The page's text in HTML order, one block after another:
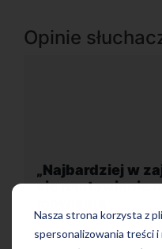
Nasza strona korzysta z
spersonalizowania treści
Opinie
„Wygodna,